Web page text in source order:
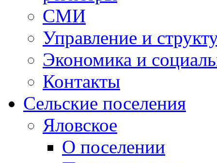
СМИ
Управление и
Экономика и
Контакты
Сельские поселения
Яловское
О поселении